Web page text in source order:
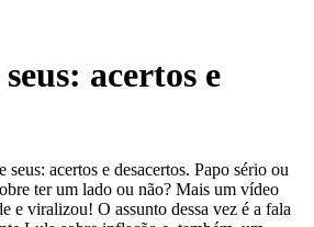
acertos e
seus: acertos e desacertos. Papo sério ou
ter um lado ou não? Mais um vídeo
e viralizou! O assunto dessa vez é a fala